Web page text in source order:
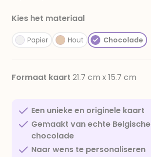
Kies het materiaal
Papier Hout Chocolade
Formaat kaart 21.7 cm x 15.7 cm
Een unieke en originele kaart
Gemaakt van echte Belgische
chocolade
Naar wens te personaliseren